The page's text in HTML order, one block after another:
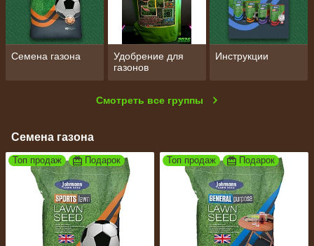
Семена газона
Удобрение для
газонов
Инструкции
Смотреть все группы
Семена газона
Топ продаж Подарок Топ продаж Подарок